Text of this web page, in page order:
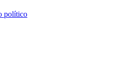
político